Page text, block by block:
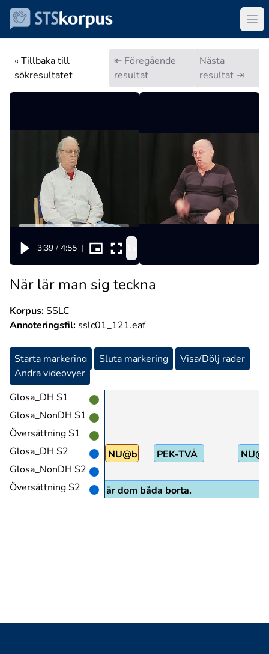
« Tillbaka till
sökresultatet
⇤ Föregående
resultat
Nästa
resultat ⇥
3:39 / 4:55 |
När lär man sig teckna
Korpus:SSLC
Annoteringsfil: sslc01_121.eaf
Starta markering Sluta markering
Visa/Dölj rader
Ändra videovyer
Glosa_DH S1
Glosa_NonDH S1
Översättning S1
Glosa_DH S2
Glosa_NonDH S2
Översättning S2
NU@b PEK-TVÅ
Nu är dom båda borta.